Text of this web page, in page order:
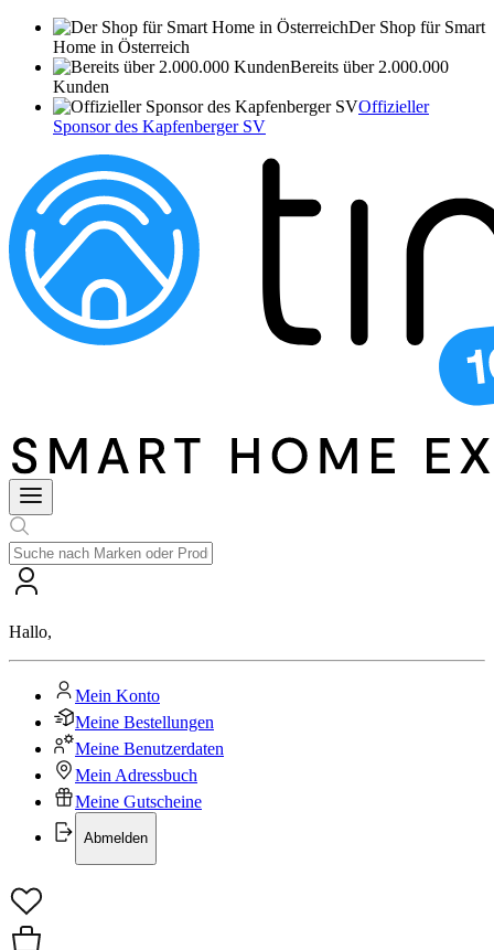
Der Shop für Smart
Home in Österreich
Bereits über 2.000.000
Kunden
Offizieller
Sponsor des Kapfenberger SV
Hallo,
Mein Konto
Meine Bestellungen
Meine Benutzerdaten
Mein Adressbuch
Meine Gutscheine
Abmelden